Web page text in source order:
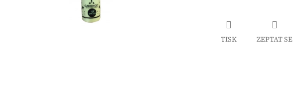
TISK ZEPTAT SE